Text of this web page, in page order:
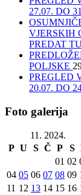
27.07. DO
VJERSKIH
PREDAT
POLJSKE
PREGLED
20.07. DO
Foto galerija
11. 2024.
P U S Č P S
01 02
04 05 06 07 08 09
11 12 13 14 15 16